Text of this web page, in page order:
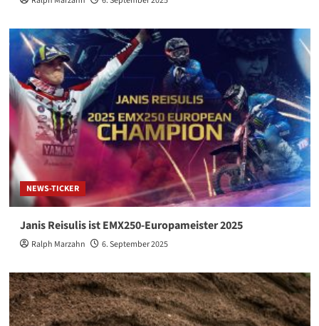
NEWS-TICKER
Janis Reisulis ist EMX250-Europameister 2025
Ralph Marzahn 6. September 2025